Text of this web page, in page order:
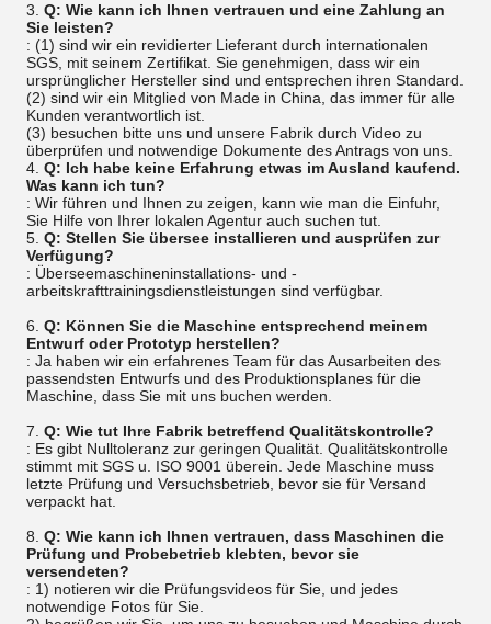
3. Q: Wie kann ich Ihnen vertrauen und eine Zahlung an
Sie leisten?
: (1) sind wir ein revidierter Lieferant durch internationalen
SGS, mit seinem Zertifikat. Sie genehmigen, dass wir ein
ursprünglicher Hersteller sind und entsprechen ihren Standard.
(2) sind wir ein Mitglied von Made in China, das immer für alle
Kunden verantwortlich ist.
(3) besuchen bitte uns und unsere Fabrik durch Video zu
überprüfen und notwendige Dokumente des Antrags von uns.
4. Q: Ich habe keine Erfahrung etwas im Ausland kaufend.
Was kann ich tun?
: Wir führen und Ihnen zu zeigen, kann wie man die Einfuhr,
Sie Hilfe von Ihrer lokalen Agentur auch suchen tut.
5. Q: Stellen Sie übersee installieren und ausprüfen zur
Verfügung?
: Überseemaschineninstallations- und -
arbeitskrafttrainingsdienstleistungen sind verfügbar.
6. Q: Können Sie die Maschine entsprechend meinem
Entwurf oder Prototyp herstellen?
: Ja haben wir ein erfahrenes Team für das Ausarbeiten des
passendsten Entwurfs und des Produktionsplanes für die
Maschine, dass Sie mit uns buchen werden.
7. Q: Wie tut Ihre Fabrik betreffend Qualitätskontrolle?
: Es gibt Nulltoleranz zur geringen Qualität. Qualitätskontrolle
stimmt mit SGS u. ISO 9001 überein. Jede Maschine muss
letzte Prüfung und Versuchsbetrieb, bevor sie für Versand
verpackt hat.
8. Q: Wie kann ich Ihnen vertrauen, dass Maschinen die
Prüfung und Probebetrieb klebten, bevor sie
versendeten?
: 1) notieren wir die Prüfungsvideos für Sie, und jedes
notwendige Fotos für Sie.